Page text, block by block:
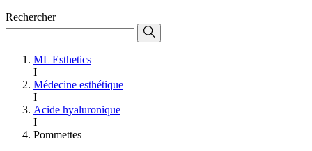
Rechercher
ML Esthetics
I
Médecine esthétique
I
Acide hyaluronique
I
Pommettes